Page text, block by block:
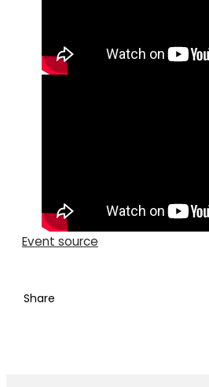
Event source
Share